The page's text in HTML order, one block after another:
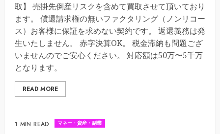
取】 売掛先倒産リスクを含めて買取させて頂いており
ます。 償還請求権の無いファクタリング（ノンリコー
ス）お客様に保証を求めない契約です。 返還義務は発
生いたしません。 赤字決算OK。 税金滞納も問題ござ
いませんのでご安心ください。 対応額は50万〜5千万
となります。
READ MORE
1 MIN READ マネー・資産・副業